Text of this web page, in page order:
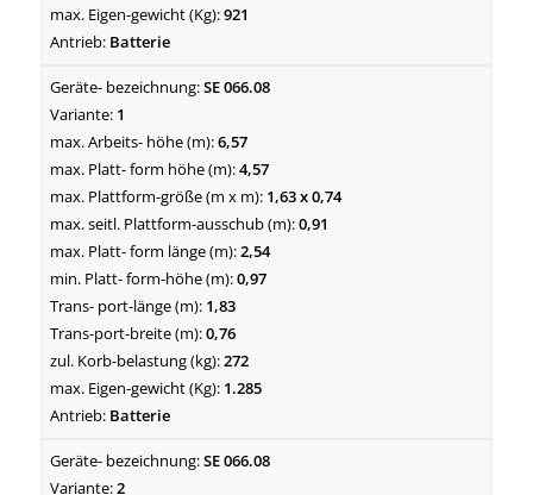
921
Batterie
SE 066.08
1
6,57
4,57
1,63 x 0,74
0,91
2,54
0,97
1,83
0,76
272
1.285
Batterie
SE 066.08
2